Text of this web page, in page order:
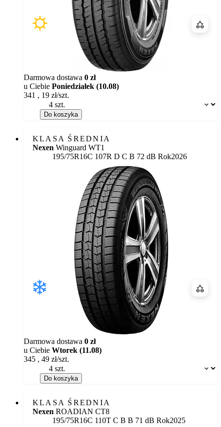
Dostępność:
Darmowa dostawa 0 zł
u Ciebie Poniedziałek (10.08)
341 , 19 zł/szt.
Do koszyka
KLASA ŚREDNIA
Nexen Winguard WT1
195/75R16C 107R Etykieta:
D C B 72 dB Rok2026
Dostępność:
Darmowa dostawa 0 zł
u Ciebie Wtorek (11.08)
345 , 49 zł/szt.
Do koszyka
KLASA ŚREDNIA
Nexen ROADIAN CT8
195/75R16C 110T Etykieta:
C B B 71 dB Rok2025